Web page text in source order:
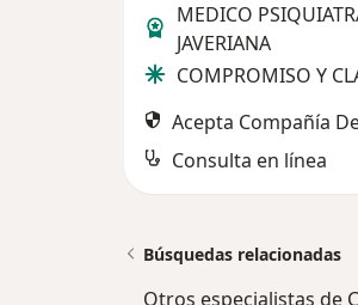
MEDICO
JAVERIANA
COMPROMISO Y
Acepta Compañía
Consulta en línea
Búsquedas relacionadas
Otros especialistas de